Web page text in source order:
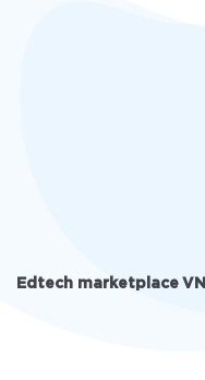
Edtech marketplace VN